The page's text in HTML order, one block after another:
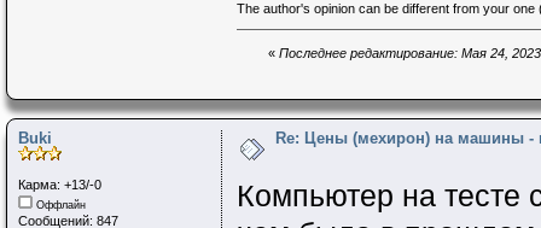
The author's opinion can be different from your
« Последнее редактирование: Мая 24,
Buki
Карма: +13/-0
Оффлайн
Сообщений: 847
Re: Цены (мехирон) на машины -
Компьютер на тесте